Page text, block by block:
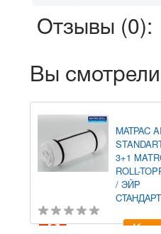
Отзывы (0):
Вы
МАТРАС
3+1
ROLL-
/ ЭЙР